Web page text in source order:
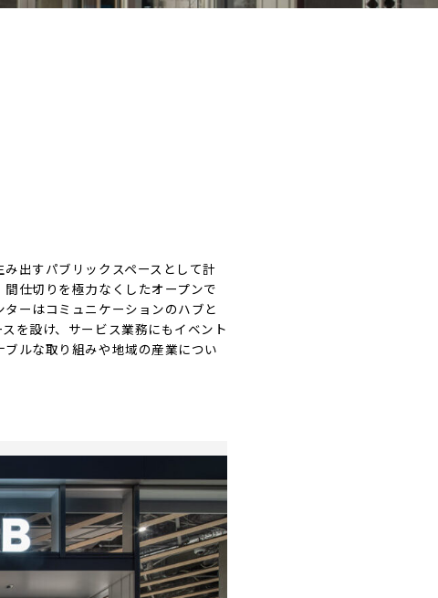
出すパブリックスペースとして計
仕切りを極力なくしたオープンで
ーはコミュニケーションのハブと
を設け、サービス業務にもイベント
ルな取り組みや地域の産業につい